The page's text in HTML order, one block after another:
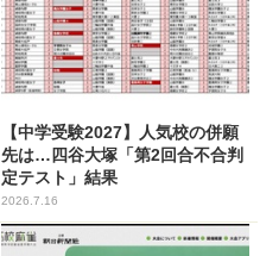
【中学受験2027】人気校の併願
先は…四谷大塚「第2回合不合判
定テスト」結果
2026.7.16